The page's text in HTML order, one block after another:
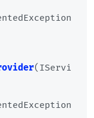
( IServi